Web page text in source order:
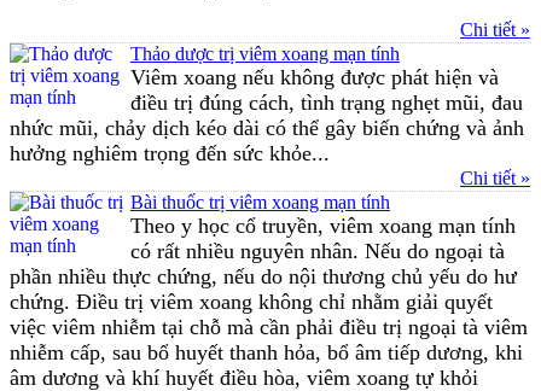
Chi tiết »
Thảo dược trị viêm xoang mạn tính
Viêm xoang nếu không được phát hiện và
điều trị đúng cách, tình trạng nghẹt mũi, đau
nhức mũi, chảy dịch kéo dài có thể gây biến chứng và ảnh
hưởng nghiêm trọng đến sức khỏe...
Chi tiết »
Bài thuốc trị viêm xoang mạn tính
Theo y học cổ truyền, viêm xoang mạn tính
có rất nhiều nguyên nhân. Nếu do ngoại tà
phần nhiều thực chứng, nếu do nội thương chủ yếu do hư
chứng. Ðiều trị viêm xoang không chỉ nhằm giải quyết
việc viêm nhiễm tại chỗ mà cần phải điều trị ngoại tà viêm
nhiễm cấp, sau bổ huyết thanh hỏa, bổ âm tiếp dương, khi
âm dương và khí huyết điều hòa, viêm xoang tự khỏi